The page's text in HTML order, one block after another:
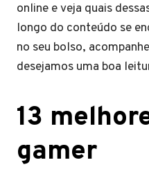
online e veja quais
longo do conteúdo se
no seu bolso,
desejamos uma boa
13
gamer